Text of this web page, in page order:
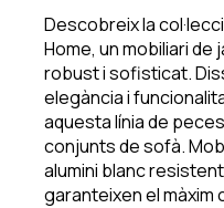
Descobreix la
Home, un mobiliari
robust i sofisticat.
elegància i
aquesta línia de
conjunts de sofà.
alumini blanc
garanteixen el màxim